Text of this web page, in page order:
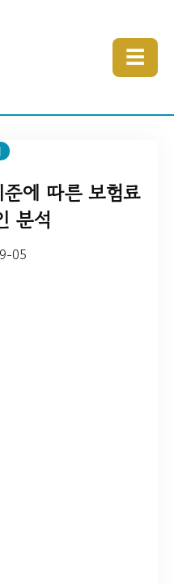
☰
에 따른 보험료
분석
05